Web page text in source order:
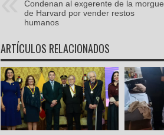
Condenan al exgerente de la morgue
de Harvard por vender restos
humanos
ARTÍCULOS RELACIONADOS